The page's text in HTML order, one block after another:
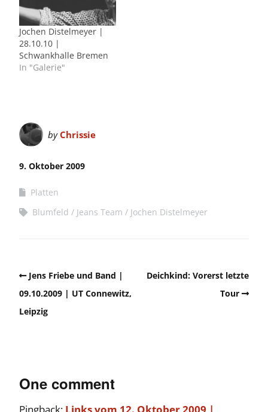
Jochen Distelmeyer |
28.10.10 |
Schwankhalle Bremen
In "Galerie"
byChrissie
9. Oktober 2009
Platten
Blumfeld
Jeans Team Jochen Distelmeyer
Jens Friebe und Band |
09.10.2009 | UT Connewitz,
Leipzig
Deichkind: Vorerst letzte
Tour
One comment